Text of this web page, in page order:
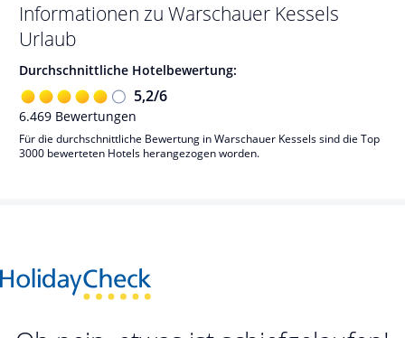
Informationen zu Warschauer Kessels
Urlaub
Durchschnittliche Hotelbewertung:
5,2/6
6.469 Bewertungen
Für die durchschnittliche Bewertung in Warschauer Kessels sind die Top
3000 bewerteten Hotels herangezogen worden.